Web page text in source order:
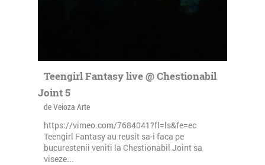
Teengirl Fantasy live @ Chestionabil
Joint 5
de Veioza Arte
https://vimeo.com/7684041?fl=ls&fe=ec
Teengirl Fantasy au reusit sa-i faca pe
bucurestenii veniti la Chestionabil Joint sa
viseze...